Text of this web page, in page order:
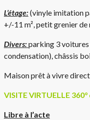
L’étage:(vinyle imitation
+/-11 m², petit grenier de
Divers:parking 3 voitures
condensation), châssis
Maison prêt à vivre
VISITE VIRTUELLE
Libre à l’acte